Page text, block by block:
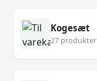
Kogesæt
27 produkter